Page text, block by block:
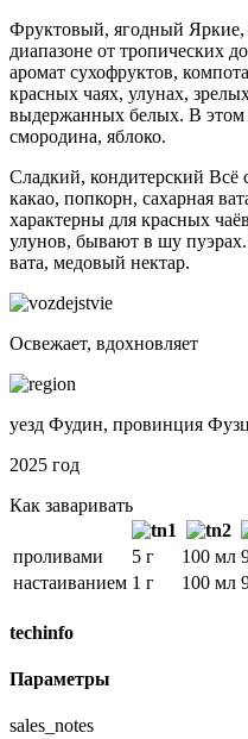
Фруктовый, ягодный
диапазоне от тропических
аромат сухофруктов,
красных чаях, улунах,
выдержанных белых. В этом
смородина, яблоко.
Сладкий, кондитерский Всё
какао, попкорн, сахарная
характерны для красных
улунов, бывают в шу
вата, медовый нектар.
Освежает, вдохновляет
уезд Фудин, провинция
2025 год
Как заваривать
проливами 5 г 100 мл
настаиванием 1 г 100 мл
techinfo
Параметры
sales_notes